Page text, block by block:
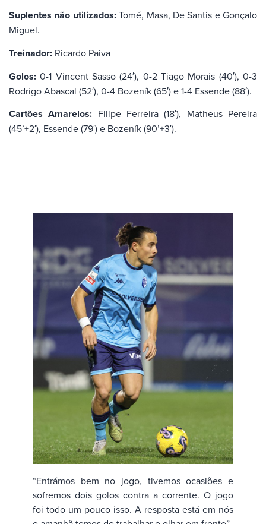
Suplentes não utilizados:Tomé, Masa, De Santis e Gonçalo
Miguel.
Treinador: Ricardo Paiva
Golos: 0-1 Vincent Sasso (24′), 0-2 Tiago Morais (40′), 0-3
Rodrigo Abascal (52′), 0-4 Bozeník (65′) e 1-4 Essende (88′).
Cartões Amarelos: Filipe Ferreira (18′), Matheus Pereira
(45’+2′), Essende (79′) e Bozeník (90’+3′).
“Entrámos bem no jogo, tivemos ocasiões e
sofremos dois golos contra a corrente. O jogo
foi todo um pouco isso. A resposta está em nós